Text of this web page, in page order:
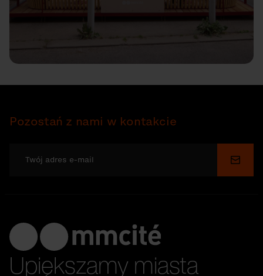
Pozostań z nami w kontakcie
Wyślij
Upiększamy miasta